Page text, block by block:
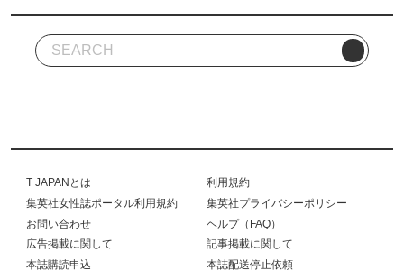
T JAPANとは
利用規約
集英社女性誌ポータル利用規約
集英社プライバシーポリシー
お問い合わせ
ヘルプ（FAQ）
広告掲載に関して
記事掲載に関して
本誌購読申込
本誌配送停止依頼